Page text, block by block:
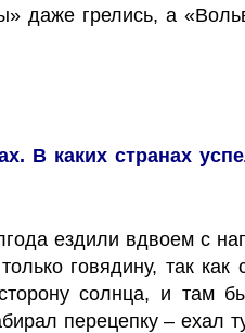
даже грелись, а
В каких странах
ездили вдвоем с
говядину, так как
солнца, и там
перецепку – ехал